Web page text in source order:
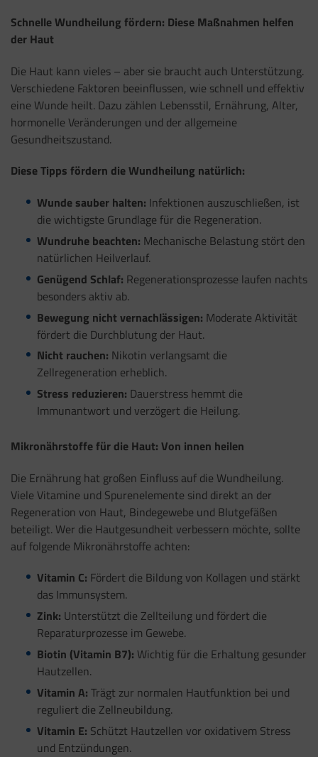
Schnelle Wundheilung fördern: Diese Maßnahmen helfen
der Haut
Die Haut kann vieles – aber sie braucht auch Unterstützung.
Verschiedene Faktoren beeinflussen, wie schnell und effektiv
eine Wunde heilt. Dazu zählen Lebensstil, Ernährung, Alter,
hormonelle Veränderungen und der allgemeine
Gesundheitszustand.
Diese Tipps fördern die Wundheilung natürlich:
Wunde sauber halten: Infektionen auszuschließen, ist
die wichtigste Grundlage für die Regeneration.
Wundruhe beachten: Mechanische Belastung stört den
natürlichen Heilverlauf.
Genügend Schlaf: Regenerationsprozesse laufen nachts
besonders aktiv ab.
Bewegung nicht vernachlässigen: Moderate Aktivität
fördert die Durchblutung der Haut.
Nicht rauchen: Nikotin verlangsamt die
Zellregeneration erheblich.
Stress reduzieren: Dauerstress hemmt die
Immunantwort und verzögert die Heilung.
Mikronährstoffe für die Haut: Von innen heilen
Die Ernährung hat großen Einfluss auf die Wundheilung.
Viele Vitamine und Spurenelemente sind direkt an der
Regeneration von Haut, Bindegewebe und Blutgefäßen
beteiligt. Wer die Hautgesundheit verbessern möchte, sollte
auf folgende Mikronährstoffe achten:
Vitamin C: Fördert die Bildung von Kollagen und stärkt
das Immunsystem.
Zink: Unterstützt die Zellteilung und fördert die
Reparaturprozesse im Gewebe.
Biotin (Vitamin B7): Wichtig für die Erhaltung gesunder
Hautzellen.
Vitamin A: Trägt zur normalen Hautfunktion bei und
reguliert die Zellneubildung.
Vitamin E: Schützt Hautzellen vor oxidativem Stress
und Entzündungen.